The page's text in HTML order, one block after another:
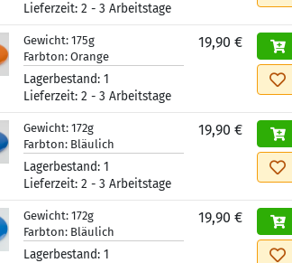
Lieferzeit: 2 - 3 Arbeitstage
Gewicht: 175g
Farbton: Orange
Lagerbestand: 1
Lieferzeit: 2 - 3 Arbeitstage
19,90 €
Gewicht: 172g
Farbton: Bläulich
Lagerbestand: 1
Lieferzeit: 2 - 3 Arbeitstage
19,90 €
Gewicht: 172g
Farbton: Bläulich
Lagerbestand: 1
19,90 €